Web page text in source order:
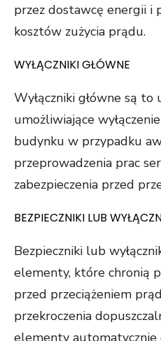
przez dostawcę energii i
kosztów zużycia prądu.
WYŁĄCZNIKI GŁÓWNE
Wyłączniki główne są to
umożliwiające
budynku w przypadku
przeprowadzenia prac
zabezpieczenia przed
BEZPIECZNIKI LUB
Bezpieczniki lub
elementy, które chronią
przed przeciążeniem
przekroczenia
elementy automatycznie